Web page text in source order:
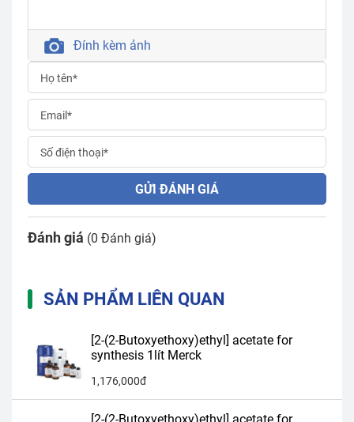
Đính kèm ảnh
GỬI ĐÁNH GIÁ
Đánh giá (0 Đánh giá)
SẢN PHẨM LIÊN QUAN
[2-(2-Butoxyethoxy)ethyl] acetate for
synthesis 1lít Merck
1,176,000đ